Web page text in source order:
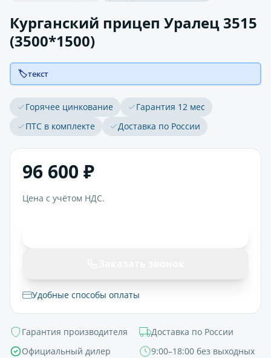
Курганский прицеп Уралец 3515
(3500*1500)
🏷️текст
Горячее цинкование
Гарантия 12 мес
ПТС в комплекте
Доставка по России
96 600 ₽
Цена с учётом НДС.
Удобные способы оплаты
Гарантия производителя
Доставка по России
Официальный дилер
9:00–18:00 без выходных